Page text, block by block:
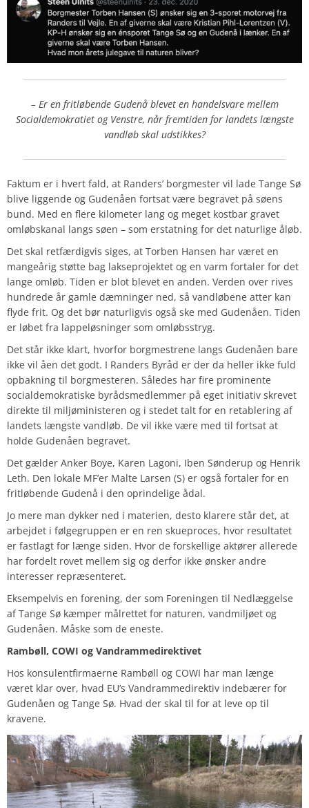
– Er en fritløbende Gudenå blevet en handelsvare mellem
Socialdemokratiet og Venstre, når fremtiden for landets længste
vandløb skal udstikkes?
Faktum er i hvert fald, at Randers’ borgmester vil lade Tange Sø
blive liggende og Gudenåen fortsat være begravet på søens
bund. Med en flere kilometer lang og meget kostbar gravet
omløbskanal langs søen – som erstatning for det naturlige åløb.
Det skal retfærdigvis siges, at Torben Hansen har været en
mangeårig støtte bag lakseprojektet og en varm fortaler for det
lange omløb. Tiden er blot blevet en anden. Verden over rives
hundrede år gamle dæmninger ned, så vandløbene atter kan
flyde frit. Og det bør naturligvis også ske med Gudenåen. Tiden
er løbet fra lappeløsninger som omløbsstryg.
Det står ikke klart, hvorfor borgmestrene langs Gudenåen bare
ikke vil åen det godt. I Randers Byråd er der da heller ikke fuld
opbakning til borgmesteren. Således har fire prominente
socialdemokratiske byrådsmedlemmer på eget initiativ skrevet
direkte til miljøministeren og i stedet talt for en retablering af
landets længste vandløb. De vil ikke være med til fortsat at
holde Gudenåen begravet.
Det gælder Anker Boye, Karen Lagoni, Iben Sønderup og Henrik
Leth. Den lokale MF’er Malte Larsen (S) er også fortaler for en
fritløbende Gudenå i den oprindelige ådal.
Jo mere man dykker ned i materien, desto klarere står det, at
arbejdet i følgegruppen er en ren skueproces, hvor resultatet
er fastlagt for længe siden. Hvor de forskellige aktører allerede
har fordelt rovet mellem sig og derfor ikke ønsker andre
interesser repræsenteret.
Eksempelvis en forening, der som Foreningen til Nedlæggelse
af Tange Sø kæmper målrettet for naturen, vandmiljøet og
Gudenåen. Måske som de eneste.
Rambøll, COWI og Vandrammedirektivet
Hos konsulentfirmaerne Rambøll og COWI har man længe
været klar over, hvad EU’s Vandrammedirektiv indebærer for
Gudenåen og Tange Sø. Hvad der skal til for at leve op til
kravene.